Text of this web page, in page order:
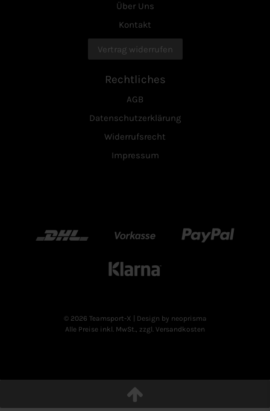
Über Uns
Kontakt
Vertrag widerrufen
Rechtliches
AGB
Datenschutzerklärung
Widerrufsrecht
Impressum
DHL Vorkasse Paypal
Klarn
© 2026 Teamsport-X
| Design by neoprisma
Alle Preise inkl. MwSt., zzgl. Versandkosten